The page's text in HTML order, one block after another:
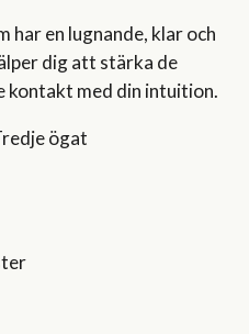
en lugnande, klar och
dig att stärka de
kontakt med din intuition.
ögat